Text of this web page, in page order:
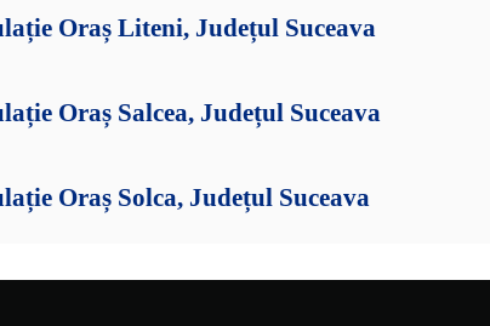
Oraș Liteni, Județul Suceava
Oraș Salcea, Județul Suceava
Oraș Solca, Județul Suceava